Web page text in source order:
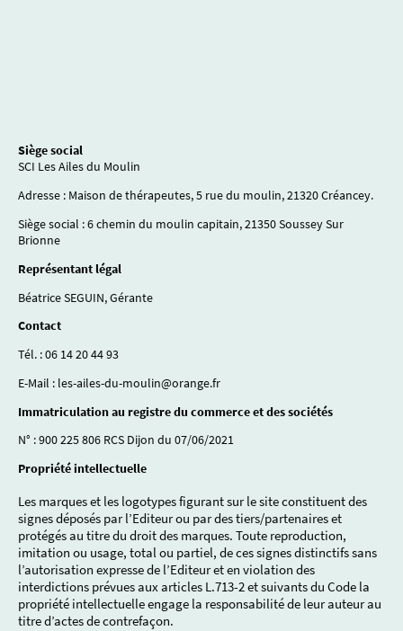
Siège social
SCI Les Ailes du Moulin
Adresse : Maison de thérapeutes, 5 rue du moulin, 21320 Créancey.
Siège social : 6 chemin du moulin capitain, 21350 Soussey Sur
Brionne
Représentant légal
Béatrice SEGUIN, Gérante
Contact
Tél. : 06 14 20 44 93
E-Mail : les-ailes-du-moulin@orange.fr
Immatriculation au registre du commerce et des sociétés
N° : 900 225 806 RCS Dijon du 07/06/2021
Propriété intellectuelle
Les marques et les logotypes figurant sur le site constituent des
signes déposés par l’Editeur ou par des tiers/partenaires et
protégés au titre du droit des marques. Toute reproduction,
imitation ou usage, total ou partiel, de ces signes distinctifs sans
l’autorisation expresse de l’Editeur et en violation des
interdictions prévues aux articles L.713-2 et suivants du Code la
propriété intellectuelle engage la responsabilité de leur auteur au
titre d’actes de contrefaçon.